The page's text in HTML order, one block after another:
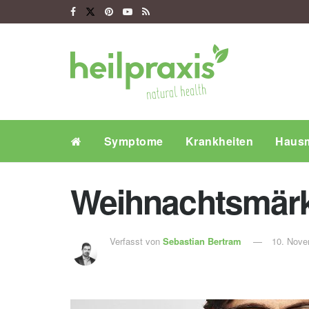
Symptome Krankheiten
Verfasst von Sebastian Bertram 10.